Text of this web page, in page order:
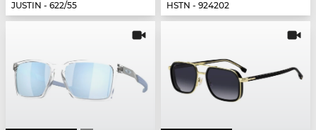
JUSTIN - 622/55
HSTN - 924202